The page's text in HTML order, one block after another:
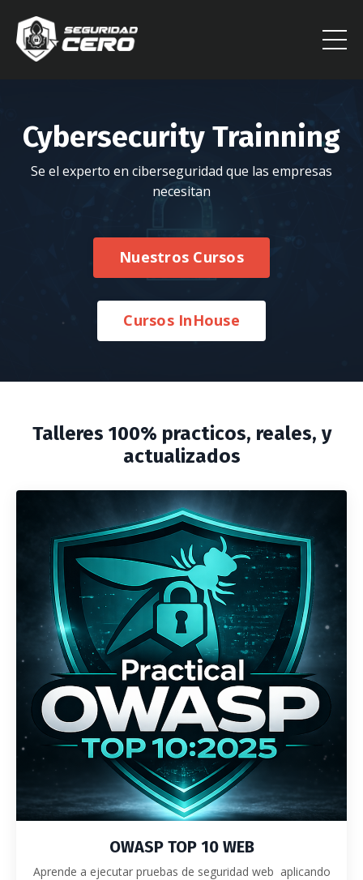
Cybersecurity Trainning
Se el experto en ciberseguridad que las empresas
necesitan
Nuestros Cursos
Cursos InHouse
Talleres 100% practicos, reales, y
actualizados
OWASP TOP 10 WEB
Aprende a ejecutar pruebas de seguridad web aplicando